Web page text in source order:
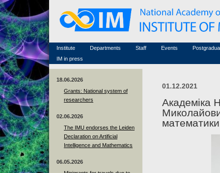
Institute
Famous scientists
Memorial
Scientific workflow
Departments
Staff
Associated researchers
Non-academic staff
Events
Conferences (archive)
Courses in mathematics
IM in press
18.06.2026
Grants: National system of
researchers
02.06.2026
The IMU endorses the Leiden
Declaration on Artificial
Intelligence and Mathematics
06.05.2026
01.12.2021
Академіка